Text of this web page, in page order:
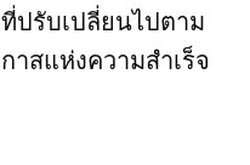
ปรับเปลี่ยนไปตาม
สแห่งความสำเร็จ